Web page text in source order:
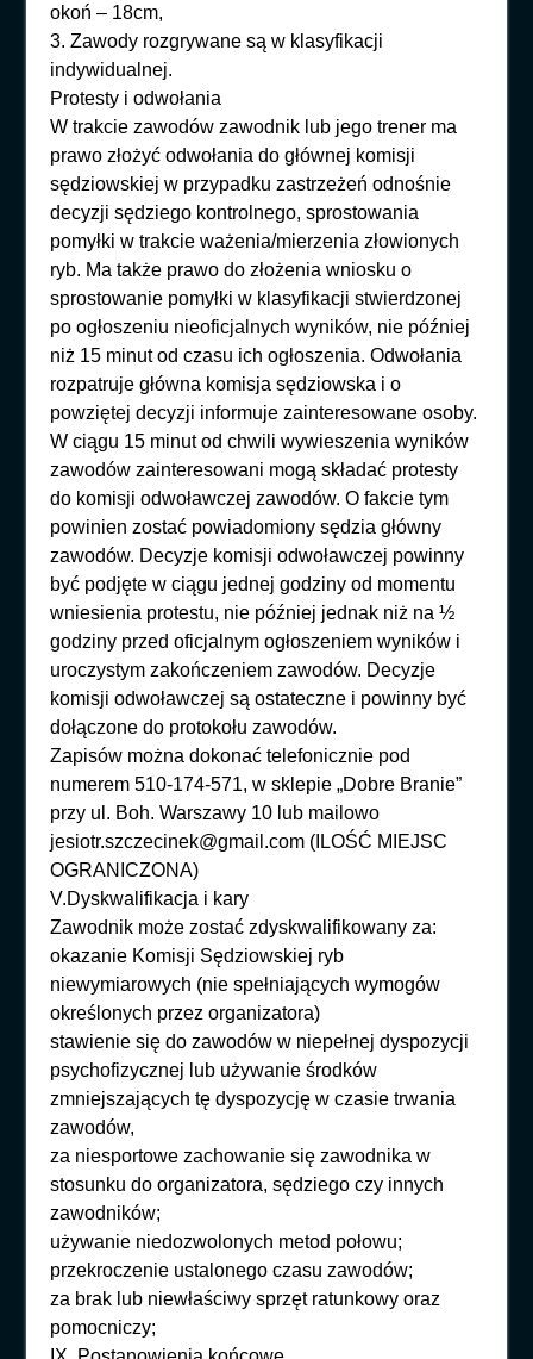
okoń – 18cm,
3. Zawody rozgrywane są w klasyfikacji
indywidualnej.
Protesty i odwołania
W trakcie zawodów zawodnik lub jego trener ma
prawo złożyć odwołania do głównej komisji
sędziowskiej w przypadku zastrzeżeń odnośnie
decyzji sędziego kontrolnego, sprostowania
pomyłki w trakcie ważenia/mierzenia złowionych
ryb. Ma także prawo do złożenia wniosku o
sprostowanie pomyłki w klasyfikacji stwierdzonej
po ogłoszeniu nieoficjalnych wyników, nie później
niż 15 minut od czasu ich ogłoszenia. Odwołania
rozpatruje główna komisja sędziowska i o
powziętej decyzji informuje zainteresowane osoby.
W ciągu 15 minut od chwili wywieszenia wyników
zawodów zainteresowani mogą składać protesty
do komisji odwoławczej zawodów. O fakcie tym
powinien zostać powiadomiony sędzia główny
zawodów. Decyzje komisji odwoławczej powinny
być podjęte w ciągu jednej godziny od momentu
wniesienia protestu, nie później jednak niż na ½
godziny przed oficjalnym ogłoszeniem wyników i
uroczystym zakończeniem zawodów. Decyzje
komisji odwoławczej są ostateczne i powinny być
dołączone do protokołu zawodów.
Zapisów można dokonać telefonicznie pod
numerem 510-174-571, w sklepie „Dobre Branie”
przy ul. Boh. Warszawy 10 lub mailowo
jesiotr.szczecinek@gmail.com (ILOŚĆ MIEJSC
OGRANICZONA)
V.Dyskwalifikacja i kary
Zawodnik może zostać zdyskwalifikowany za:
okazanie Komisji Sędziowskiej ryb
niewymiarowych (nie spełniających wymogów
określonych przez organizatora)
stawienie się do zawodów w niepełnej dyspozycji
psychofizycznej lub używanie środków
zmniejszających tę dyspozycję w czasie trwania
zawodów,
za niesportowe zachowanie się zawodnika w
stosunku do organizatora, sędziego czy innych
zawodników;
używanie niedozwolonych metod połowu;
przekroczenie ustalonego czasu zawodów;
za brak lub niewłaściwy sprzęt ratunkowy oraz
pomocniczy;